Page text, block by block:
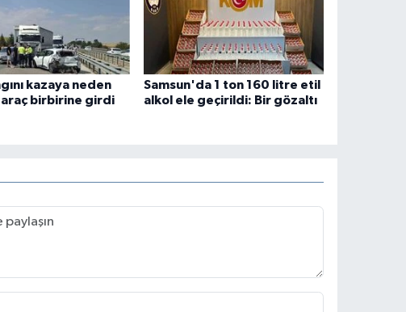
kazaya neden
araç birbirine girdi
Samsun'da 1 ton 160 litre etil
alkol ele geçirildi: Bir gözaltı